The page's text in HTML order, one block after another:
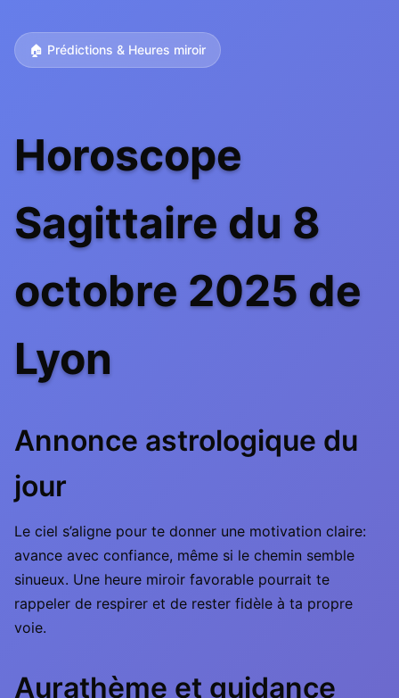
🏠 Prédictions & Heures miroir
Horoscope
Sagittaire du 8
octobre 2025 de
Lyon
Annonce astrologique du
jour
Le ciel s’aligne pour te donner une motivation claire:
avance avec confiance, même si le chemin semble
sinueux. Une heure miroir favorable pourrait te
rappeler de respirer et de rester fidèle à ta propre
voie.
Aurathème et guidance